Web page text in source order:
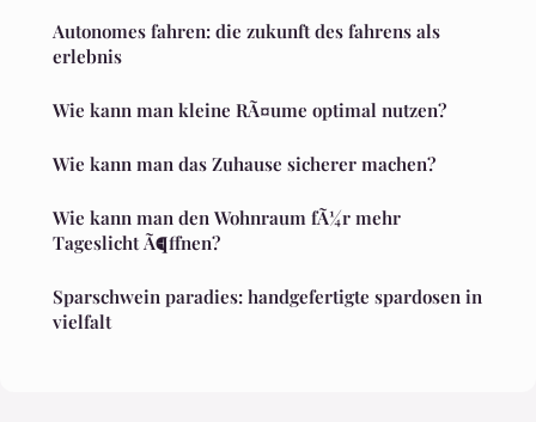
Autonomes fahren: die zukunft des fahrens als
erlebnis
Wie kann man kleine RÃ¤ume optimal nutzen?
Wie kann man das Zuhause sicherer machen?
Wie kann man den Wohnraum fÃ¼r mehr
Tageslicht Ã¶ffnen?
Sparschwein paradies: handgefertigte spardosen in
vielfalt